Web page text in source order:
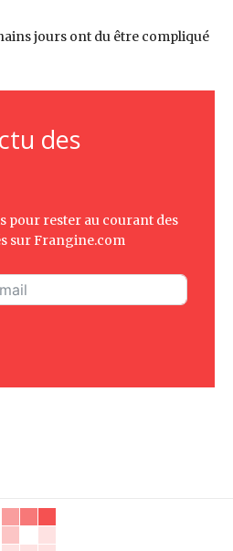
jours ont du être compliqué
des
pour rester au courant des
sur Frangine.com